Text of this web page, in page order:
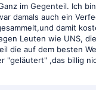
im Gegenteil. Ich
damals auch ein
damit
Leuten wie UNS,
die auf dem besten
"geläutert" ,das billig